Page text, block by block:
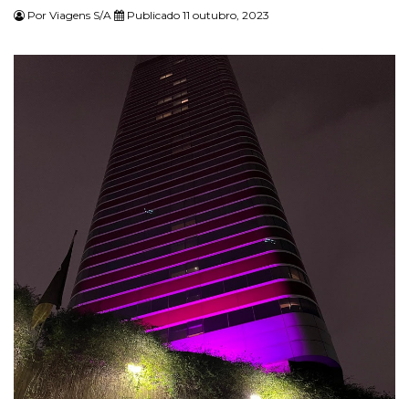
Por Viagens S/A Publicado 11 outubro, 2023